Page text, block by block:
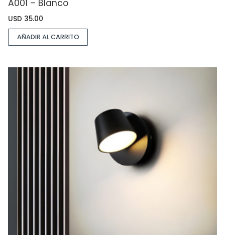
A001 – Blanco
USD 35.00
AÑADIR AL CARRITO